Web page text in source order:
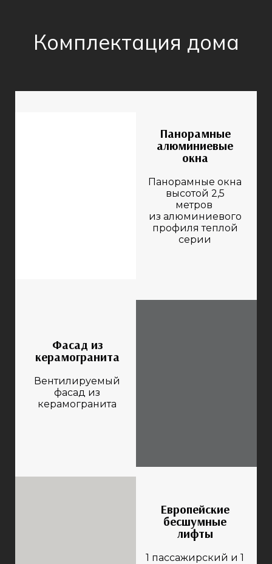
Комплектация дома
Панорамные
алюминиевые
окна
Панорамные окна
высотой 2,5
метров
из алюминиевого
профиля теплой
серии
Фасад из
керамогранита
Вентилируемый
фасад из
керамогранита
Европейские
бесшумные
лифты
1 пассажирский и 1